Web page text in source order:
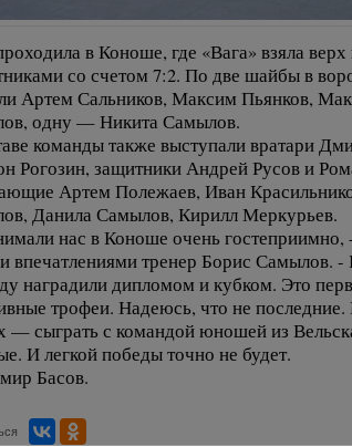
в Коноше, где «Вага» взяла
со счетом 7:2. По две шайбы в
Артем Сальников, Максим Пьянков,
одну — Никита Самылов.
команды также выступали вратари
Рогозин, защитники Андрей Русов и
Артем Полежаев, Иван
Данила Самылов, Кирилл Меркурьев.
нас в Коноше очень гостеприимно,
впечатлениями тренер Борис Самылов. -
наградили дипломом и кубком. Это
трофеи. Надеюсь, что не
— сыграть с командой юношей из
И легкой победы точно не будет.
Басов.